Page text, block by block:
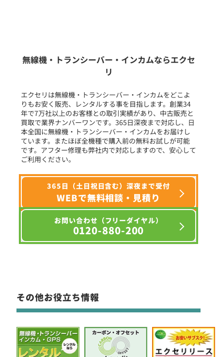
フリーワード入力(製品名等)
選択条件をリセット
無線機・トランシーバー・インカムならエクセ
リ
エクセリは無線機・トランシーバー・インカムをどこよ
りもお安く販売、レンタルする事を目指します。創業34
年で7万社以上のお客様との取引実績があり、中古販売と
買取で業界ナンバーワンです。365日深夜まで対応し、日
本全国に無線機・トランシーバー・インカムをお届けし
ています。またほぼ全機種で購入前の無料お試しが可能
です。アフター修理も弊社内で対応しますので、安心して
ご利用ください。
365日（土日祝日含む）深夜まで受付
WEBで無料相談・見積り
お問い合わせ（フリーダイヤル）
0120-880-200
その他お役立ち情報